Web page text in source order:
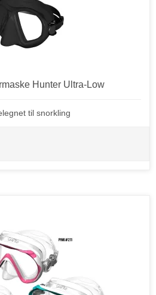
Hunter Ultra-Low
til snorkling